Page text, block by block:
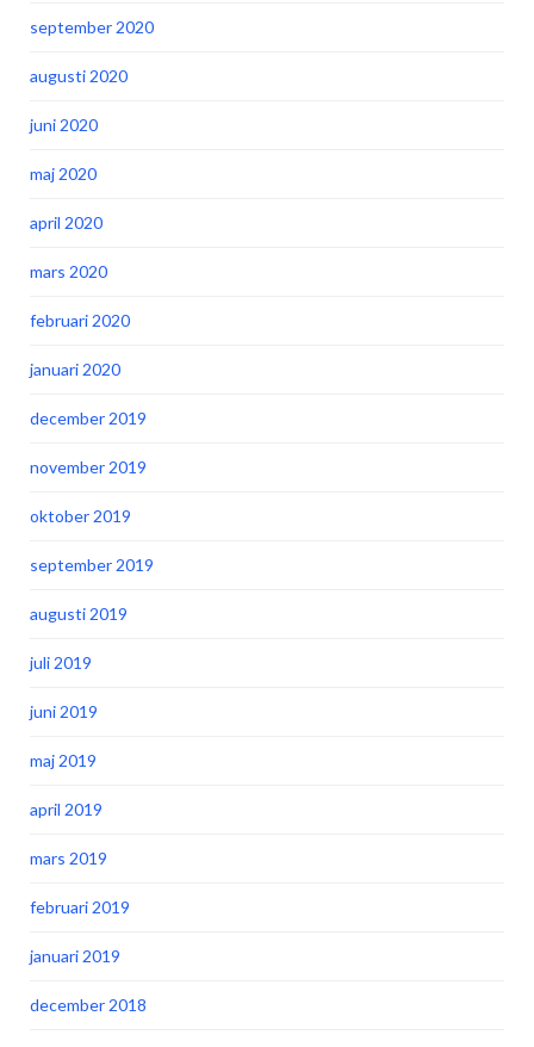
september 2020
augusti 2020
juni 2020
maj 2020
april 2020
mars 2020
februari 2020
januari 2020
december 2019
november 2019
oktober 2019
september 2019
augusti 2019
juli 2019
juni 2019
maj 2019
april 2019
mars 2019
februari 2019
januari 2019
december 2018